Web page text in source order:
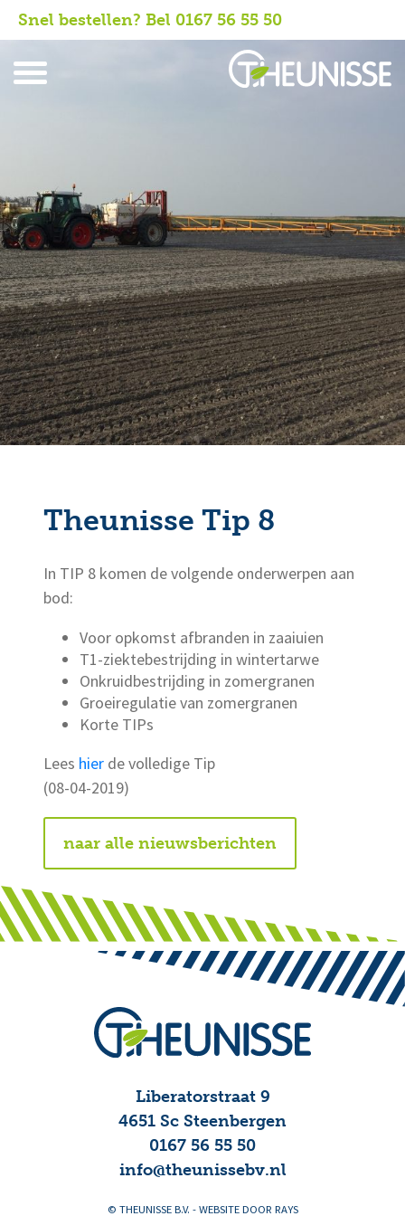
Snel bestellen? Bel 0167 56 55 50
Theunisse Tip 8
In TIP 8 komen de volgende onderwerpen aan
bod:
Voor opkomst afbranden in zaaiuien
T1-ziektebestrijding in wintertarwe
Onkruidbestrijding in zomergranen
Groeiregulatie van zomergranen
Korte TIPs
Lees hier de volledige Tip
(08-04-2019)
naar alle nieuwsberichten
Liberatorstraat 9
4651 Sc Steenbergen
0167 56 55 50
info@theunissebv.nl
© THEUNISSE B.V. -WEBSITE DOOR RAYS